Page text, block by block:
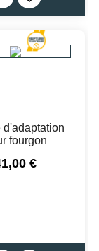
d'adaptation
fourgon
€